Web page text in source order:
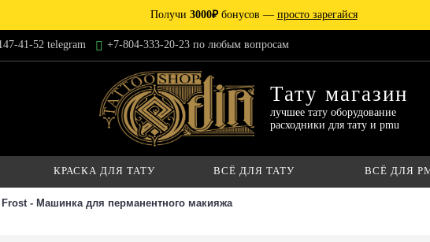
Получи 3000₽бонусов — просто зарегайся
41-52 telegram +7-804-333-20-23 по любым вопросам
Тату магазин
лучшее тату оборудование
расходники для тату и pmu
КРАСКА ДЛЯ ТАТУ ВСЁ ДЛЯ ТАТУ ВСЁ ДЛЯ
- Машинка для перманентного макияжа